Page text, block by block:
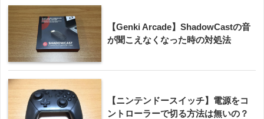
【Genki Arcade】ShadowCastの音
が聞こえなくなった時の対処法
【ニンテンドースイッチ】電源をコ
ントローラーで切る方法は無いの？